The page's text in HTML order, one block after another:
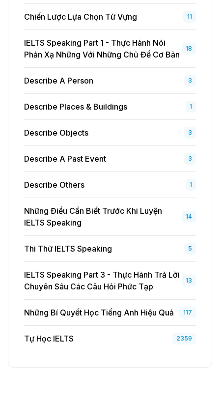
Chiến Lược Lựa Chọn Từ Vựng 11
IELTS Speaking Part 1 - Thực Hành Nói
Phản Xạ Những Với Những Chủ Đề Cơ Bản
18
Describe A Person 3
Describe Places & Buildings 1
Describe Objects 3
Describe A Past Event 3
Describe Others 1
Những Điều Cần Biết Trước Khi Luyện
IELTS Speaking
14
Thi Thử IELTS Speaking 5
IELTS Speaking Part 3 - Thực Hành Trả Lời
Chuyên Sâu Các Câu Hỏi Phức Tạp
13
Những Bí Quyết Học Tiếng Anh Hiệu Quả 117
Tự Học IELTS 2359